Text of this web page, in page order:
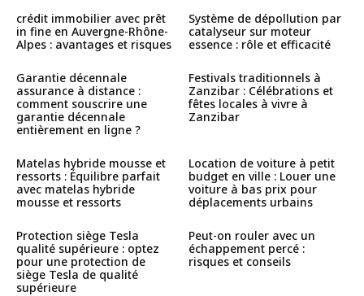
crédit immobilier avec prêt
in fine en Auvergne-Rhône-
Alpes : avantages et risques
Système de dépollution par
catalyseur sur moteur
essence : rôle et efficacité
Garantie décennale
assurance à distance :
comment souscrire une
garantie décennale
entièrement en ligne ?
Festivals traditionnels à
Zanzibar : Célébrations et
fêtes locales à vivre à
Zanzibar
Matelas hybride mousse et
ressorts : Équilibre parfait
avec matelas hybride
mousse et ressorts
Location de voiture à petit
budget en ville : Louer une
voiture à bas prix pour
déplacements urbains
Protection siège Tesla
qualité supérieure : optez
pour une protection de
siège Tesla de qualité
supérieure
Peut-on rouler avec un
échappement percé :
risques et conseils